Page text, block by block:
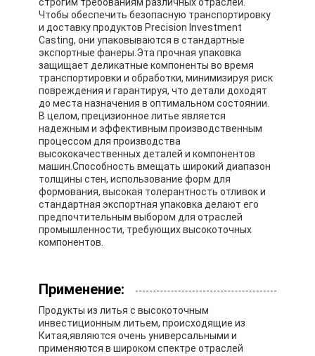
Продукты
О нас
Чтобы обеспечить безопасную транспортировку
и доставку продуктов Precision Investment
Casting, они упаковываются в стандартные
экспортные фанеры.Эта прочная упаковка
защищает деликатные компоненты во время
транспортировки и обработки, минимизируя риск
повреждения и гарантируя, что детали доходят
до места назначения в оптимальном состоянии.
В целом, прецизионное литье является
надежным и эффективным производственным
процессом для производства
высококачественных деталей и компонентов
машин.Способность вмещать широкий диапазон
толщины стен, использование форм для
формования, высокая толерантность отливок и
стандартная экспортная упаковка делают его
предпочтительным выбором для отраслей
промышленности, требующих высокоточных
компонентов.
Применение:
Продукты из литья с высокоточным
инвестиционным литьем, происходящие из
Китая,являются очень универсальными и
применяются в широком спектре отраслей